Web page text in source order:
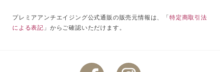
プレミアアンチエイジング公式通販の販売元情報は、「特定商取引法
による表記 」からご確認いただけます。